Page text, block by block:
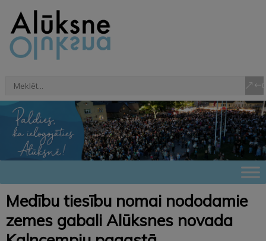
Medību tiesību nomai nododamie
zemes gabali Alūksnes novada